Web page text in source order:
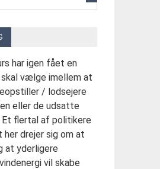
har igen fået en
vælge imellem at
/ lodsejere
eller de udsatte
Et flertal af politikere
her drejer sig om at
at yderligere
vil skabe